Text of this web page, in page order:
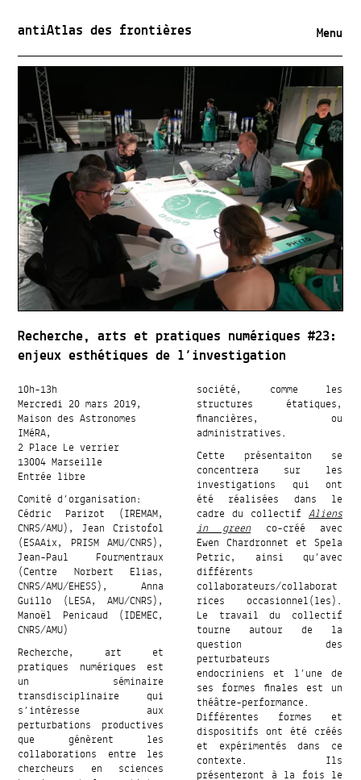
antiAtlas des frontières Menu
Recherche, arts et pratiques numériques #23:
enjeux esthétiques de l’investigation
10h-13h
Mercredi 20 mars 2019,
Maison des Astronomes
IMéRA,
2 Place Le verrier
13004 Marseille
Entrée libre
Comité d’organisation:
Cédric Parizot (IREMAM,
CNRS/AMU), Jean Cristofol
(ESAAix, PRISM AMU/CNRS),
Jean-Paul Fourmentraux
(Centre Norbert Elias,
CNRS/AMU/EHESS), Anna
Guillo (LESA, AMU/CNRS),
Manoël Penicaud (IDEMEC,
CNRS/AMU)
Recherche, art et
pratiques numériques est
un séminaire
transdisciplinaire qui
s’intéresse aux
perturbations productives
que génèrent les
collaborations entre les
chercheurs en sciences
société, comme les
structures étatiques,
financières, ou
administratives.
Cette présentaiton se
concentrera sur les
investigations qui ont
été réalisées dans le
cadre du collectif Aliens
in greenco-créé avec
Ewen Chardronnet et Spela
Petric, ainsi qu’avec
différents
collaborateurs/collaborat
rices occasionnel(les).
Le travail du collectif
tourne autour de la
question des
perturbateurs
endocriniens et l’une de
ses formes finales est un
théâtre-performance.
Différentes formes et
dispositifs ont été créés
et expérimentés dans ce
contexte. Ils
présenteront à la fois le